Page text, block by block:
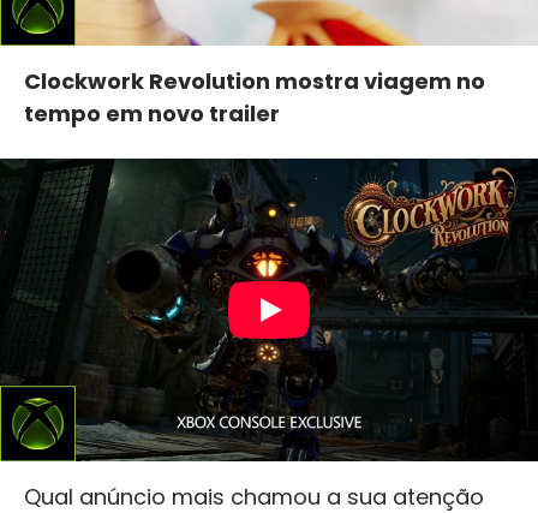
Clockwork Revolution mostra viagem no
tempo em novo trailer
Qual anúncio mais chamou a sua atenção